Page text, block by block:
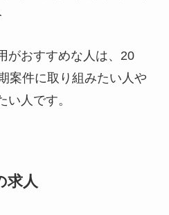
がおすすめな人は、20
案件に取り組みたい人や
人です。
求人